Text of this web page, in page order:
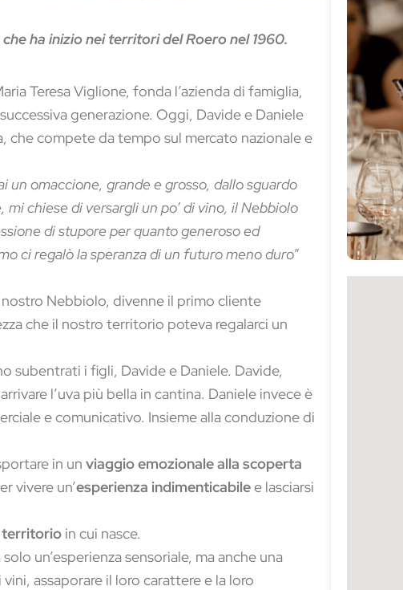
ha inizio nei territori del Roero nel 1960.
Teresa Viglione, fonda l’azienda di famiglia,
generazione. Oggi, Davide e Daniele
che compete da tempo sul mercato nazionale e
un omaccione, grande e grosso, dallo sguardo
chiese di versargli un po’ di vino, il Nebbiolo
di stupore per quanto generoso ed
ci regalò la speranza di un futuro meno duro”
Nebbiolo, divenne il primo cliente
che il nostro territorio poteva regalarci un
subentrati i figli, Davide e Daniele. Davide,
l’uva più bella in cantina. Daniele invece è
e comunicativo. Insieme alla conduzione di
in un viaggio emozionale alla scoperta
vivere un’esperienza indimenticabilee lasciarsi
territorio in cui nasce.
un’esperienza sensoriale, ma anche una
assaporare il loro carattere e la loro